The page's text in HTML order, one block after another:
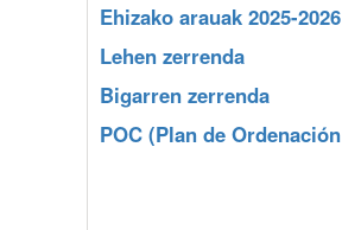
Ehizako arauak 2025-2026
Lehen zerrenda
Bigarren zerrenda
POC (Plan de